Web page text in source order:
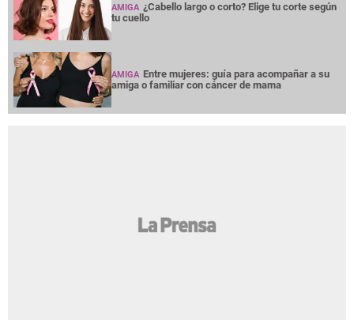
AMIGA ¿Cabello largo o corto? Elige tu corte según
tu cuello
AMIGA Entre mujeres: guía para acompañar a su
amiga o familiar con cáncer de mama